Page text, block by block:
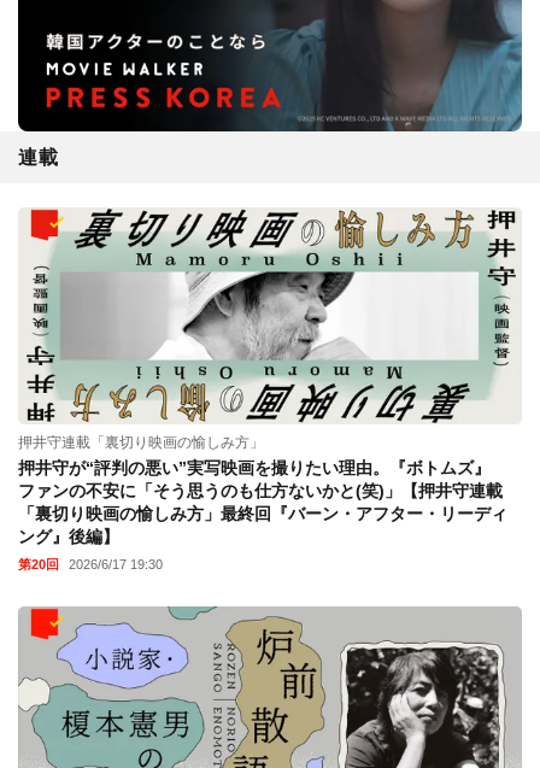
連載
押井守連載「裏切り映画の愉しみ方」
押井守が“評判の悪い”実写映画を撮りたい理由。『ボトムズ』
ファンの不安に「そう思うのも仕方ないかと(笑)」【押井守連載
「裏切り映画の愉しみ方」最終回『バーン・アフター・リーディ
ング』後編】
第20回 2026/6/17 19:30